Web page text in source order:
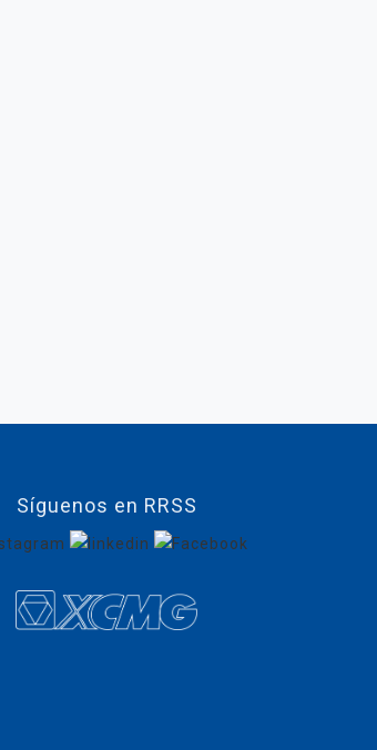
Síguenos en RRSS